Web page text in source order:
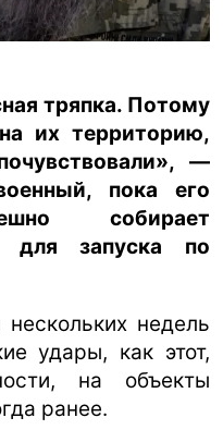
тряпка. Потому
их территорию,
—
пока его
собирает
для запуска по
недель
удары, как этот,
на объекты
ранее.